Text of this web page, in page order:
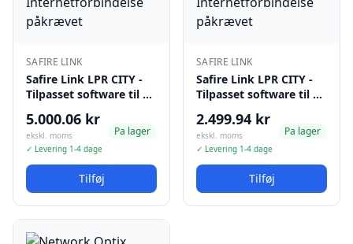
SAFIRE LINK
Safire Link LPR CITY -
Tilpasset software til …
5.000.06 kr
ekskl. moms
✓ Levering 1-4 dage
Pa lager
Tilføj
SAFIRE LINK
Safire Link LPR CITY -
Tilpasset software til …
2.499.94 kr
ekskl. moms
✓ Levering 1-4 dage
Pa lager
Tilføj